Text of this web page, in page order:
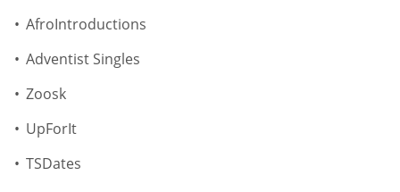
AfroIntroductions
Adventist Singles
Zoosk
UpForIt
TSDates